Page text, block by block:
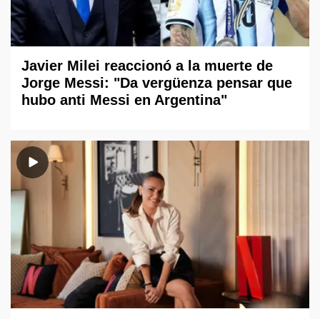
Javier Milei reaccionó a la muerte de
Jorge Messi: "Da vergüenza pensar que
hubo anti Messi en Argentina"